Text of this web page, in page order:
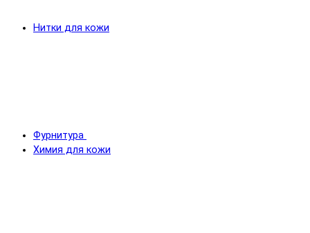
Нитки для кожи
Фурнитура
Химия для кожи